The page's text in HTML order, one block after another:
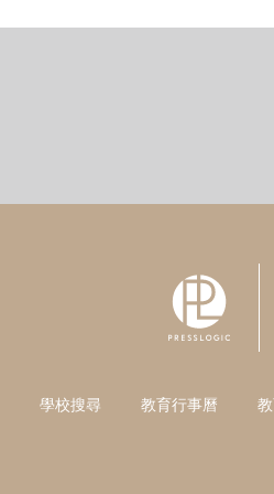
學校搜尋 教育行事曆